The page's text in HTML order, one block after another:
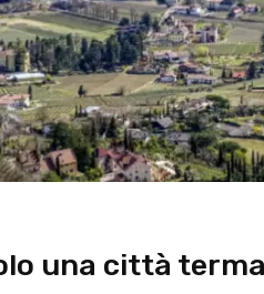
una città